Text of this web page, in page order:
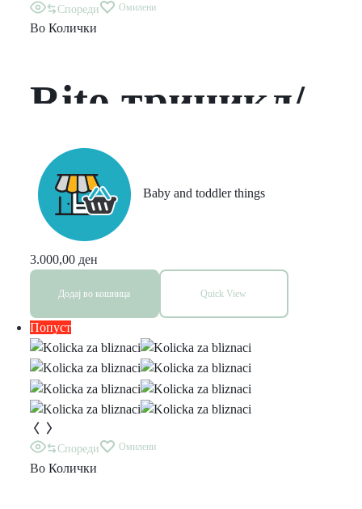
Спореди Омилени
Во Колички
Rito трицикл/
бренд QPlay
Baby and toddler things
3.000,00 ден
Додај во кошница Quick View
Попуст
Спореди Омилени
Во Колички